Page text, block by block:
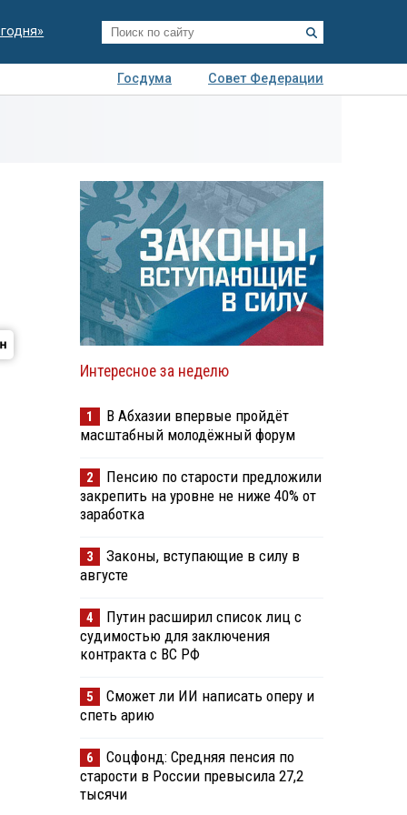
Госдума
Совет Федерации
Интересное за неделю
1
В Абхазии впервые пройдёт
масштабный молодёжный форум
2
Пенсию по старости предложили
закрепить на уровне не ниже 40% от
заработка
3
Законы, вступающие в силу в
августе
4
Путин расширил список лиц с
судимостью для заключения
контракта с ВС РФ
5
Сможет ли ИИ написать оперу и
спеть арию
6
Соцфонд: Средняя пенсия по
старости в России превысила 27,2
тысячи